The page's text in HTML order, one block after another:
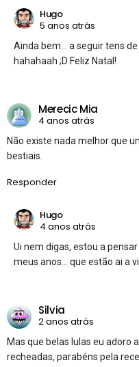
Hugo
5 anos atrás
Ainda bem… a seguir tens
hahahaah ;D Feliz Natal!
Merecic Mia
4 anos atrás
Não existe nada melhor que
bestiais.
Responder
Hugo
4 anos atrás
Ui nem digas, estou a
meus anos… que estão ai a
Silvia
2 anos atrás
Mas que belas lulas eu adoro
recheadas, parabéns pela